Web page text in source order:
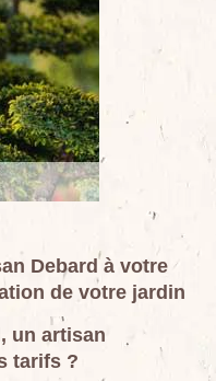
Debard à votre
de votre jardin
un artisan
tarifs ?